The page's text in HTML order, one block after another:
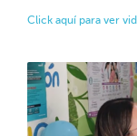
Click aquí para ver